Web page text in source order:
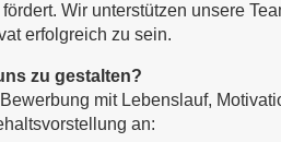
Wir unterstützen unsere
erfolgreich zu sein.
zu gestalten?
mit Lebenslauf,
an: